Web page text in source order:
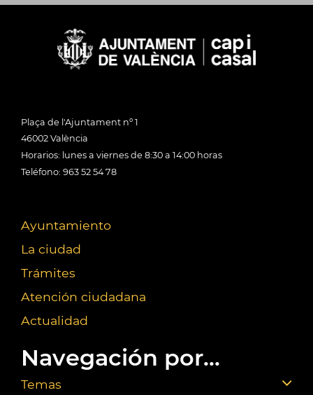
Plaça de l'Ajuntament nº 1
46002 València
Horarios: lunes a viernes de 8:30 a 14:00 horas
Teléfono: 963 52 54 78
Ayuntamiento
La ciudad
Trámites
Atención ciudadana
Actualidad
Navegación por...
Temas